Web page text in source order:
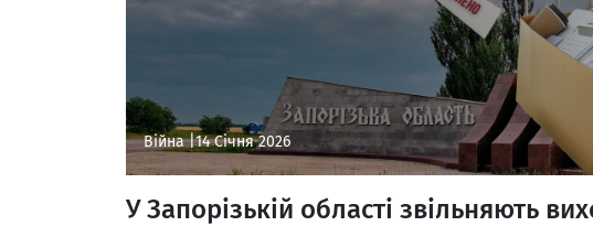
Війна |14 Січня 2026
У Запорізькій області звільняють